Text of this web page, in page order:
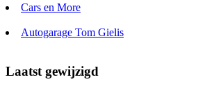
Cars en More
Autogarage Tom Gielis
Laatst gewijzigd